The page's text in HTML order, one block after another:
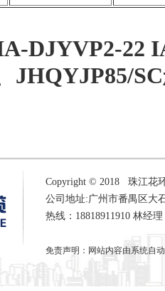
DJYVP2-22
JHQYJP85/
Copyright © 2018 珠江花
公司地址:广州市番禺区
热线：18818911910 林经理
免责声明：网站内容由系统自